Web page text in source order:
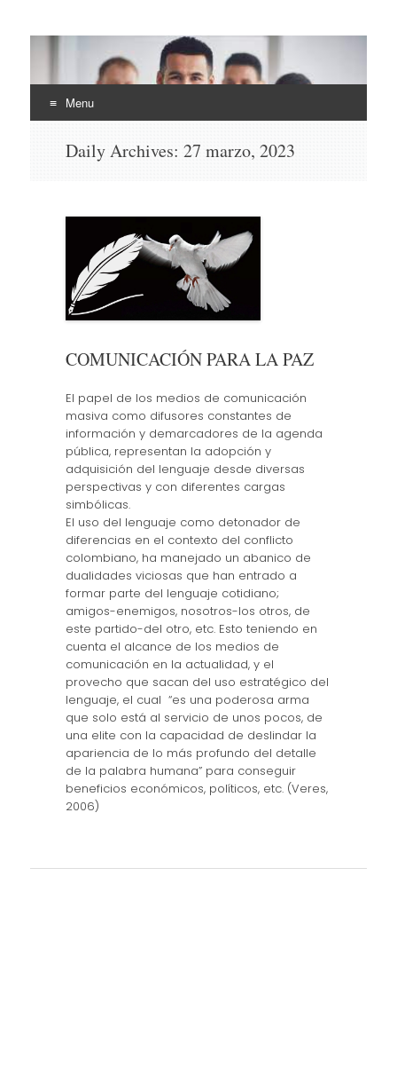
EHLI
UNINTER
Menu
Daily Archives: 27 marzo, 2023
COMUNICACIÓN PARA LA PAZ
El papel de los medios de comunicación
masiva como difusores constantes de
información y demarcadores de la agenda
pública, representan la adopción y
adquisición del lenguaje desde diversas
perspectivas y con diferentes cargas
simbólicas.
El uso del lenguaje como detonador de
diferencias en el contexto del conflicto
colombiano, ha manejado un abanico de
dualidades viciosas que han entrado a
formar parte del lenguaje cotidiano;
amigos-enemigos, nosotros-los otros, de
este partido-del otro, etc. Esto teniendo en
cuenta el alcance de los medios de
comunicación en la actualidad, y el
provecho que sacan del uso estratégico del
lenguaje, el cual “es una poderosa arma
que solo está al servicio de unos pocos, de
una elite con la capacidad de deslindar la
apariencia de lo más profundo del detalle
de la palabra humana” para conseguir
beneficios económicos, políticos, etc. (Veres,
2006)